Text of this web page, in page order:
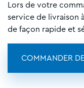
Lors de votre
service de livraison
de façon rapide et
COMMANDER